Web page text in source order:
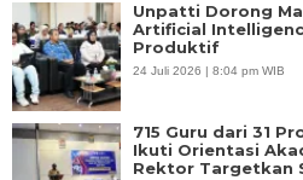
Unpatti Dorong
Artificial
Produktif
24 Juli 2026 | 8:04 pm WIB
715 Guru dari 31
Ikuti Orientasi
Rektor Targetkan